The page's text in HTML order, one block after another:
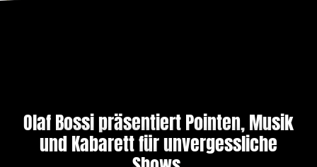
Olaf Bossi präsentiert Pointen, Musik
und Kabarett für unvergessliche